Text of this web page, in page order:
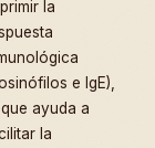
la
e IgE),
que ayuda a
la